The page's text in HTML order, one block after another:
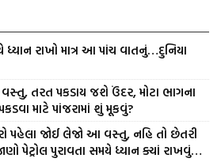
રાખો માત્ર આ પાંચ વાતનું…દુનિયા
તરત પકડાય જશે ઉંદર, મોટા ભાગના
માટે પાંજરામાં શું મૂકવું?
પહેલા જોઈ લેજો આ વસ્તુ, નહિ તો છેતરી
પેટ્રોલ પુરાવતા સમયે ધ્યાન ક્યાં રાખવું…